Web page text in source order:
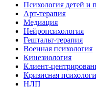
Психология детей и
Арт-терапия
Медиация
Нейропсихология
Гештальт-терапия
Военная психология
Кинезиология
Клиент-
Кризисная
НЛП